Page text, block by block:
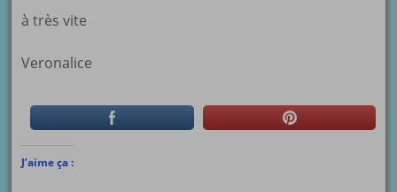
à très vite
Veronalice
J’aime ça :